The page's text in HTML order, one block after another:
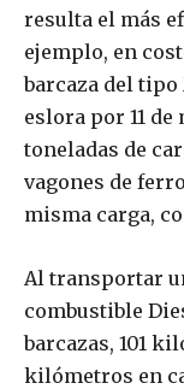
resulta el más
ejemplo, en
barcaza del
eslora por 11
toneladas de
vagones de
misma carga,
Al transportar
combustible
barcazas, 101
kilómetros en